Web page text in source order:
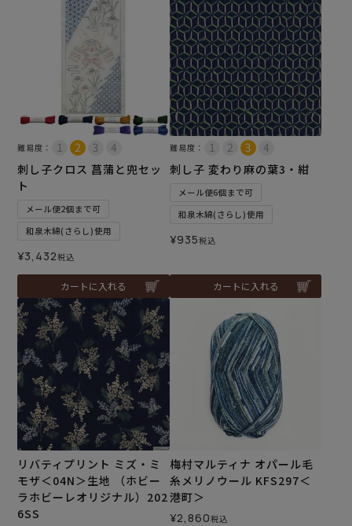
難易度：
刺し子クロス 菖蒲と兜セッ
ト
メール便2個まで可
和泉木綿(さらし)使用
¥3,432税込
カートに入れる
難易度：
刺し子 変わり麻の葉3・紺
メール便6個まで可
和泉木綿(さらし)使用
¥935税込
カートに入れる
リバティプリント ミズ・ミ
モザ＜04N＞生地 （ホビー
ラホビーレオリジナル）202
6SS
梅村マルティナ オパール毛
糸メリノウール KFS297＜
港町＞
¥2,860税込